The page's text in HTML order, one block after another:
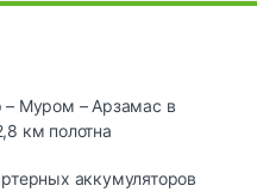
– Муром – Арзамас в
км полотна
аккумуляторов